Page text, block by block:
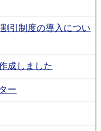
引制度の導入につい
成しました
ー